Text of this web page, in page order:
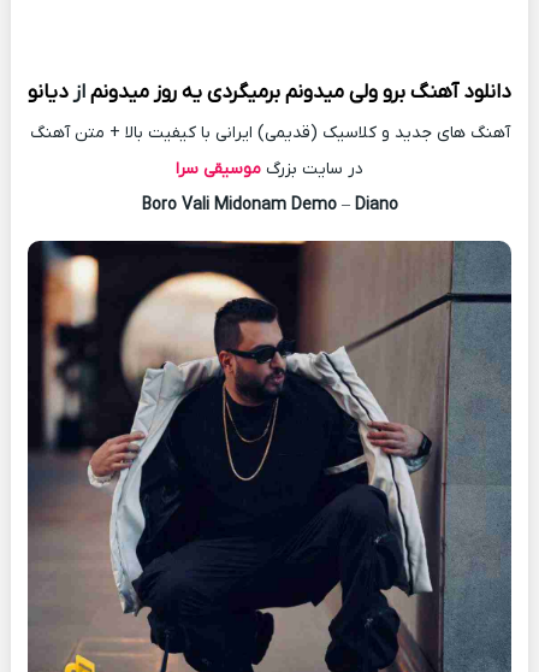
دانلود آهنگبرو ولی میدونم برمیگردی یه روز میدونمازدیانو
آهنگ های جدید و کلاسیک (قدیمی) ایرانی با کیفیت بالا + متن آهنگ
در سایت بزرگ موسیقی سرا
Boro Vali Midonam Demo– Diano